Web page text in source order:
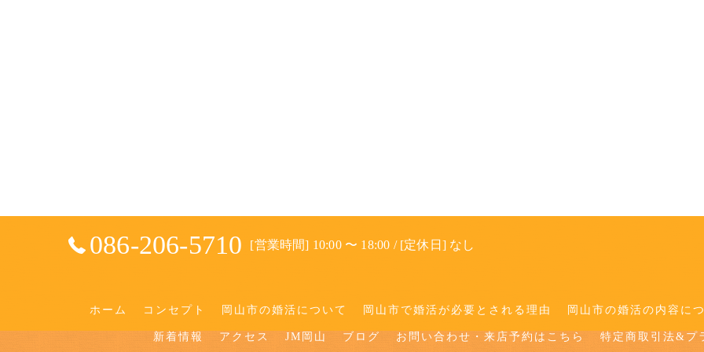
086-206-5710 [営業時間] 10:00 〜 18:00 / [定休日] なし
ホーム コンセプト 岡山市の婚活について 岡山市で婚活が必要とされる理由 岡山市の婚活の内容に
新着情報 アクセス JM岡山 ブログ お問い合わせ・来店予約はこちら 特定商取引法&プ